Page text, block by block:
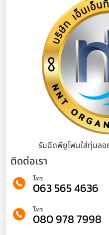
รับฉีดพียูโฟมใส่ทุ่นลอ
ติดต่อเรา
โทร
063 565 4636
โทร
080 978 7998